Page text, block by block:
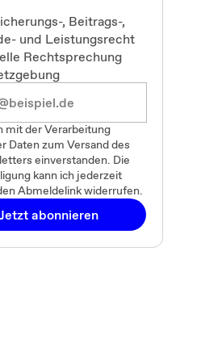
, Beitrags-,
und Leistungsrecht
Rechtsprechung
mit der Verarbeitung
Daten zum Versand des
einverstanden. Die
kann ich jederzeit
Abmeldelink widerrufen.
Jetzt abonnieren